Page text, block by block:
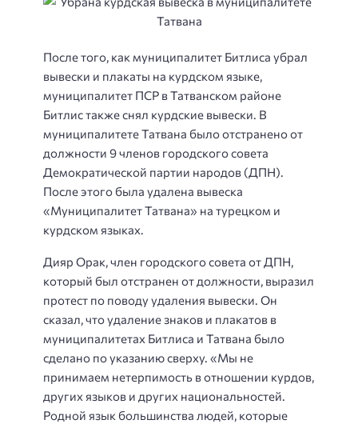
После того, как муниципалитет Битлиса убрал
вывески и плакаты на курдском языке,
муниципалитет ПСР в Татванском районе
Битлис также снял курдские вывески. В
муниципалитете Татвана было отстранено от
должности 9 членов городского совета
Демократической партии народов (ДПН).
После этого была удалена вывеска
«Муниципалитет Татвана» на турецком и
курдском языках.
Дияр Орак, член городского совета от ДПН,
который был отстранен от должности, выразил
протест по поводу удаления вывески. Он
сказал, что удаление знаков и плакатов в
муниципалитетах Битлиса и Татвана было
сделано по указанию сверху. «Мы не
принимаем нетерпимость в отношении курдов,
других языков и других национальностей.
Родной язык большинства людей, которые